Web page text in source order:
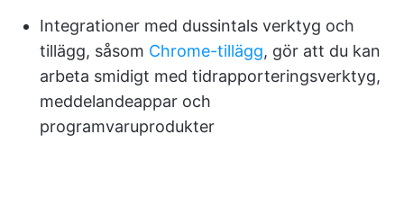
Integrationer med dussintals verktyg och
tillägg, såsom Chrome-tillägg, gör att du kan
arbeta smidigt med tidrapporteringsverktyg,
meddelandeappar och
programvaruprodukter